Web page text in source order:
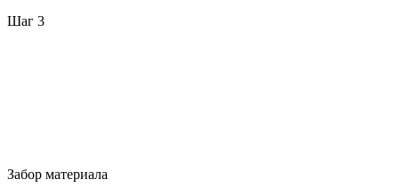
Шаг 3
Забор материала